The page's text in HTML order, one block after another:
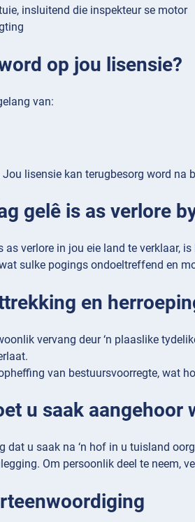
insluitend die inspekteur se motor
op jou lisensie?
van:
lisensie kan terugbesorg word na
gelê is as verlore
as verlore in jou eie land te verklaar,
sulke pogings ondoeltreffend en
en
vervang deur ‘n plaaslike
van bestuursvoorregte, wat
u saak aangehoor
dat u saak na ‘n hof in u tuisland
Om persoonlik deel te neem,